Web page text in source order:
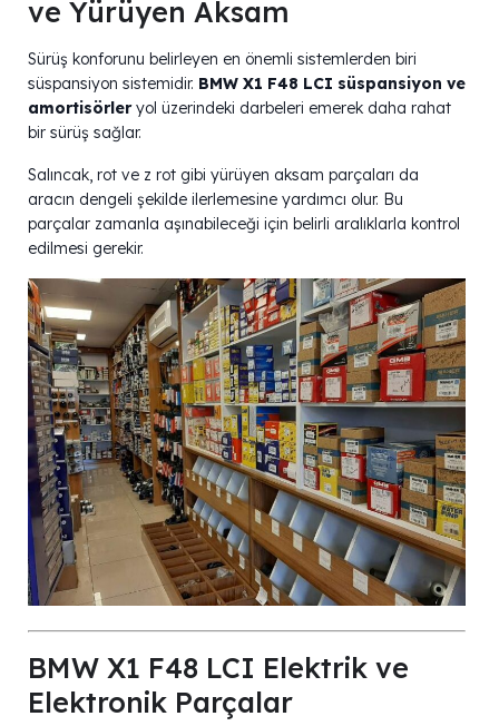
ve Yürüyen Aksam
Sürüş konforunu belirleyen en önemli sistemlerden biri
süspansiyon sistemidir. BMW X1 F48 LCI süspansiyon ve
amortisörleryol üzerindeki darbeleri emerek daha rahat
bir sürüş sağlar.
Salıncak, rot ve z rot gibi yürüyen aksam parçaları da
aracın dengeli şekilde ilerlemesine yardımcı olur. Bu
parçalar zamanla aşınabileceği için belirli aralıklarla kontrol
edilmesi gerekir.
BMW X1 F48 LCI Elektrik ve
Elektronik Parçalar